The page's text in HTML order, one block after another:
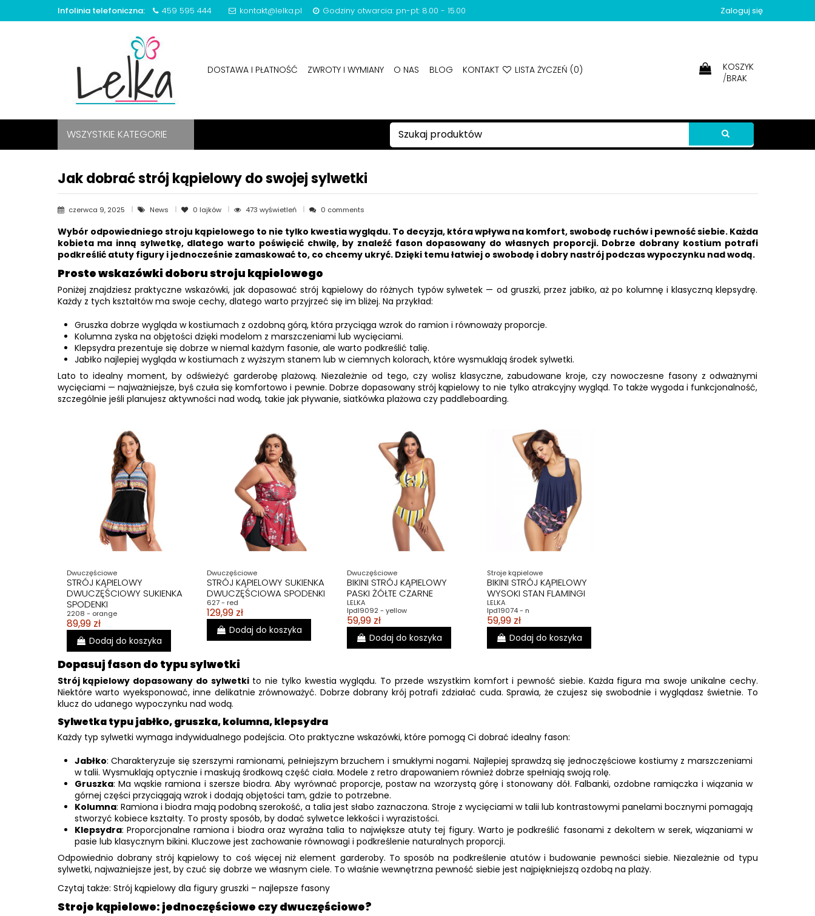
Infolinia telefoniczna: 459 595 444 kontakt@lelka.pl Godziny otwarcia: pn-pt: 8.00 - 15.00 Zaloguj się
DOSTAWA I PŁATNOŚĆ ZWROTY I WYMIANY O NAS BLOG KONTAKT LISTA ŻYCZEŃ (0)
KOSZYK
/BRAK
WSZYSTKIE KATEGORIE
Jak dobrać strój kąpielowy do swojej sylwetki
czerwca 9, 2025 News 0 lajków 473 wyświetleń 0 comments
Wybór odpowiedniego stroju kąpielowego to nie tylko kwestia wyglądu. To decyzja, która wpływa na komfort, swobodę ruchów i pewność siebie. Każda
kobieta ma inną sylwetkę, dlatego warto poświęcić chwilę, by znaleźć fason dopasowany do własnych proporcji. Dobrze dobrany kostium potrafi
podkreślić atuty figury i jednocześnie zamaskować to, co chcemy ukryć. Dzięki temu łatwiej o swobodę i dobry nastrój podczas wypoczynku nad wodą.
Proste wskazówki doboru stroju kąpielowego
Poniżej znajdziesz praktyczne wskazówki, jak dopasować strój kąpielowy do różnych typów sylwetek — od gruszki, przez jabłko, aż po kolumnę i klasyczną klepsydrę.
Każdy z tych kształtów ma swoje cechy, dlatego warto przyjrzeć się im bliżej. Na przykład:
Gruszka dobrze wygląda w kostiumach z ozdobną górą, która przyciąga wzrok do ramion i równoważy proporcje.
Kolumna zyska na objętości dzięki modelom z marszczeniami lub wycięciami.
Klepsydra prezentuje się dobrze w niemal każdym fasonie, ale warto podkreślić talię.
Jabłko najlepiej wygląda w kostiumach z wyższym stanem lub w ciemnych kolorach, które wysmuklają środek sylwetki.
Lato to idealny moment, by odświeżyć garderobę plażową. Niezależnie od tego, czy wolisz klasyczne, zabudowane kroje, czy nowoczesne fasony z odważnymi
wycięciami — najważniejsze, byś czuła się komfortowo i pewnie. Dobrze dopasowany strój kąpielowy to nie tylko atrakcyjny wygląd. To także wygoda i funkcjonalność,
szczególnie jeśli planujesz aktywności nad wodą, takie jak pływanie, siatkówka plażowa czy paddleboarding.
Dwuczęściowe
STRÓJ KĄPIELOWY
DWUCZĘŚCIOWY SUKIENKA
SPODENKI
2208 - orange
89,99 zł
Dodaj do koszyka
Dwuczęściowe
STRÓJ KĄPIELOWY SUKIENKA
DWUCZĘŚCIOWA SPODENKI
627 - red
129,99 zł
Dodaj do koszyka
Dwuczęściowe
BIKINI STRÓJ KĄPIELOWY
PASKI ŻÓŁTE CZARNE
LELKA
lpdl9092 - yellow
59,99 zł
Dodaj do koszyka
Stroje kąpielowe
BIKINI STRÓJ KĄPIELOWY
WYSOKI STAN FLAMINGI
LELKA
lpd19074 - n
59,99 zł
Dodaj do koszyka
Dopasuj fason do typu sylwetki
Strój kąpielowy dopasowany do sylwetkito nie tylko kwestia wyglądu. To przede wszystkim komfort i pewność siebie. Każda figura ma swoje unikalne cechy.
Niektóre warto wyeksponować, inne delikatnie zrównoważyć. Dobrze dobrany krój potrafi zdziałać cuda. Sprawia, że czujesz się swobodnie i wyglądasz świetnie. To
klucz do udanego wypoczynku nad wodą.
Sylwetka typu jabłko, gruszka, kolumna, klepsydra
Każdy typ sylwetki wymaga indywidualnego podejścia. Oto praktyczne wskazówki, które pomogą Ci dobrać idealny fason:
Jabłko: Charakteryzuje się szerszymi ramionami, pełniejszym brzuchem i smukłymi nogami. Najlepiej sprawdzą się jednoczęściowe kostiumy z marszczeniami
w talii. Wysmuklają optycznie i maskują środkową część ciała. Modele z retro drapowaniem również dobrze spełniają swoją rolę.
Gruszka: Ma wąskie ramiona i szersze biodra. Aby wyrównać proporcje, postaw na wzorzystą górę i stonowany dół. Falbanki, ozdobne ramiączka i wiązania w
górnej części przyciągają wzrok i dodają objętości tam, gdzie to potrzebne.
Kolumna: Ramiona i biodra mają podobną szerokość, a talia jest słabo zaznaczona. Stroje z wycięciami w talii lub kontrastowymi panelami bocznymi pomagają
stworzyć kobiece kształty. To prosty sposób, by dodać sylwetce lekkości i wyrazistości.
Klepsydra: Proporcjonalne ramiona i biodra oraz wyraźna talia to największe atuty tej figury. Warto je podkreślić fasonami z dekoltem w serek, wiązaniami w
pasie lub klasycznym bikini. Kluczowe jest zachowanie równowagi i podkreślenie naturalnych proporcji.
Odpowiednio dobrany strój kąpielowy to coś więcej niż element garderoby. To sposób na podkreślenie atutów i budowanie pewności siebie. Niezależnie od typu
sylwetki, najważniejsze jest, by czuć się dobrze we własnym ciele. To właśnie wewnętrzna pewność siebie jest najpiękniejszą ozdobą na plaży.
Czytaj także: Strój kąpielowy dla figury gruszki – najlepsze fasony
Stroje kąpielowe: jednoczęściowe czy dwuczęściowe?